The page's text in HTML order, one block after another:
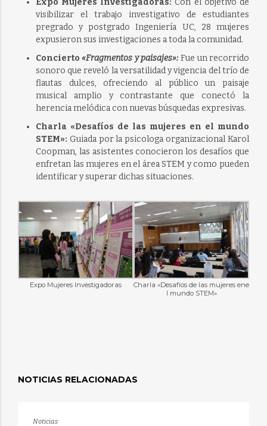
Expo Mujeres Investigadoras: Con el objetivo de
visibilizar el trabajo investigativo de estudiantes
pregrado y postgrado Ingeniería UC, 28 mujeres
expusieron sus investigaciones a toda la comunidad.
Concierto«Fragmentos y paisajes»: Fue un recorrido
sonoro que reveló la versatilidad y vigencia del trío de
flautas dulces, ofreciendo al público un paisaje
musical amplio y contrastante que conectó la
herencia melódica con nuevas búsquedas expresivas.
Charla «Desafíos de las mujeres en el mundo
STEM»: Guiada por la psicologa organizacional Karol
Coopman, las asistentes conocieron los desafíos que
enfretan las mujeres en el área STEM y como pueden
identificar y superar dichas situaciones.
Expo Mujeres Investigadoras
Charla «Desafíos de las mujeres ene
l mundo STEM»
NOTICIAS RELACIONADAS
Noticias